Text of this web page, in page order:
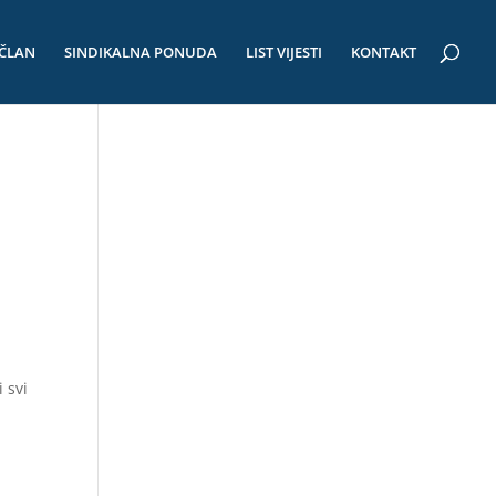
SINDIKALNA PONUDA LIST VIJESTI KONTAKT
svi